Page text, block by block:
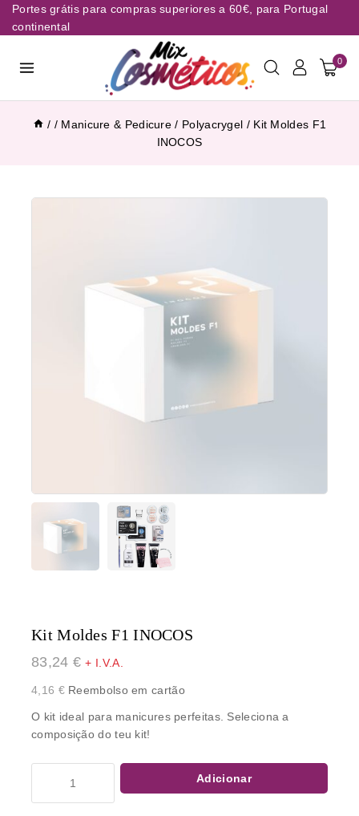
Portes grátis para compras superiores a 60€, para Portugal
continental
0
/ / Manicure & Pedicure / Polyacrygel / Kit Moldes F1
INOCOS
Kit Moldes F1 INOCOS
83,24 € + I.V.A.
4,16 €Reembolso em cartão
O kit ideal para manicures perfeitas. Seleciona a
composição do teu kit!
Adicionar